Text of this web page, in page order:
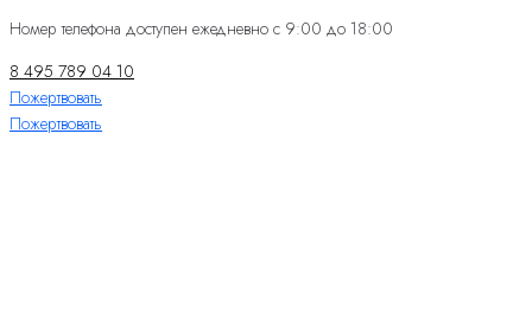
Номер телефона доступен ежедневно с 9:00 до 18:00
8 495 789 04 10
Пожертвовать
Пожертвовать